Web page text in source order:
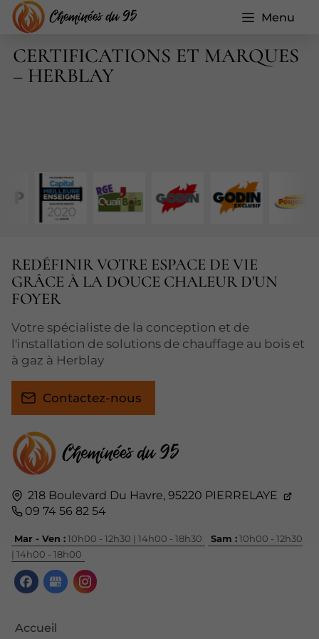
Menu
CERTIFICATIONS ET MARQUES
– HERBLAY
218 Boulevard Du Havre, 95220 PIERRELAYE
09 74 56 82 54
Mar - Ven :10h00 - 12h30 | 14h00 - 18h30 Sam :10h00 - 12h30
| 14h00 - 18h00
Accueil
REDÉFINIR VOTRE ESPACE DE VIE
GRÂCE À LA DOUCE CHALEUR D'UN
FOYER
Votre spécialiste de la conception et de
l'installation de solutions de chauffage au bois et
à gaz à Herblay
Contactez-nous